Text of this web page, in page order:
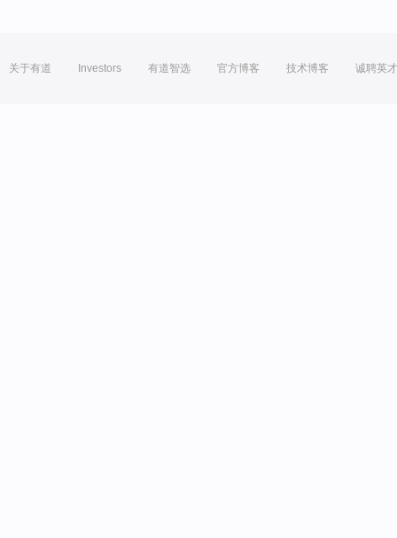
关于有道 Investors 有道智选 官方博客 技术博客 诚聘英才